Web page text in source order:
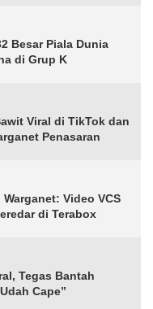
Besar Piala Dunia
di Grup K
Viral di TikTok dan
Penasaran
Video VCS
di Terabox
Tegas Bantah
Cape”